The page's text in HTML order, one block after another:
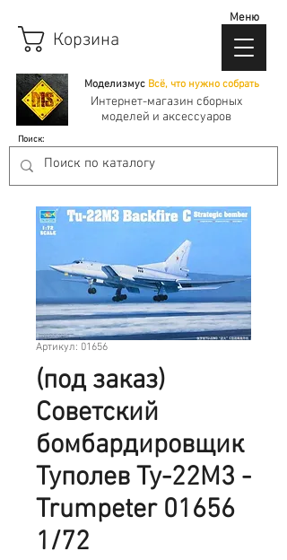
Моделизмус Всё, что нужно собрать
Корзина
Интернет-магазин сборных
моделей и аксессуаров
Поиск:
Меню
Артикул: 01656
(под заказ)
Советский
бомбардировщик
Туполев Ту-22М3 -
Trumpeter 01656
1/72